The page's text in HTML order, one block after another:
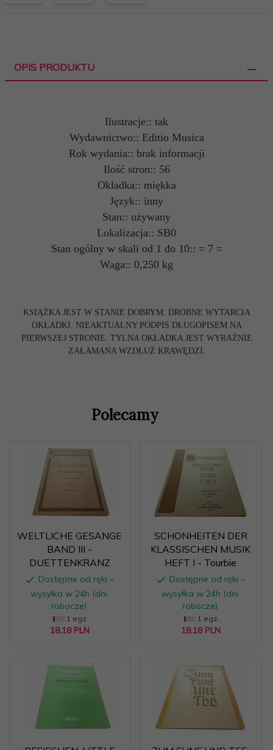
OPIS PRODUKTU
Ilustracje:: tak
Wydawnictwo:: Editio Musica
Rok wydania:: brak informacji
Ilość stron:: 56
Okładka:: miękka
Język:: inny
Stan:: używany
Lokalizacja:: SB0
Stan ogólny w skali od 1 do 10:: = 7 =
Waga:: 0,250 kg
KSIĄŻKA JEST W STANIE DOBRYM. DROBNE WYTARCIA
OKŁADKI. NIEAKTUALNY PODPIS DŁUGOPISEM NA
PIERWSZEJ STRONIE. TYLNA OKŁADKA JEST WYRAŹNIE
ZAŁAMANA WZDŁUŻ KRAWĘDZI.
Polecamy
WELTLICHE GESANGE
BAND III -
DUETTENKRANZ
Dostępne od ręki –
wysyłka w 24h (dni
robocze)
1 egz.
18,18 PLN
SCHONHEITEN DER
KLASSISCHEN MUSIK
HEFT I - Tourbie
Dostępne od ręki –
wysyłka w 24h (dni
robocze)
1 egz.
18,18 PLN